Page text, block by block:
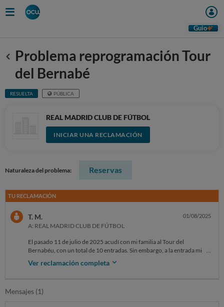
Guio
Anterior
Problema reprogramación Tour
del Bernabé
RESUELTA PÚBLICA
REAL MADRID CLUB DE FÚTBOL
INICIAR UNA RECLAMACIÓN
Naturaleza del problema: Reservas
TU RECLAMACIÓN
T. M.
A: REAL MADRID CLUB DE FÚTBOL
01/08/2025
El pasado 11 de julio de 2025 acudí con mi familia al Tour del
Bernabéu, con un total de 10 entradas. Sin embargo, a la entrada mi
pareja se encontró mal y, por ese motivo, ni él ni yo pudimos acceder al
recorrido.
indicaron que podíamos acudir otro día y que debía escribir un correo
Ver reclamación completa
Mensajes (1)